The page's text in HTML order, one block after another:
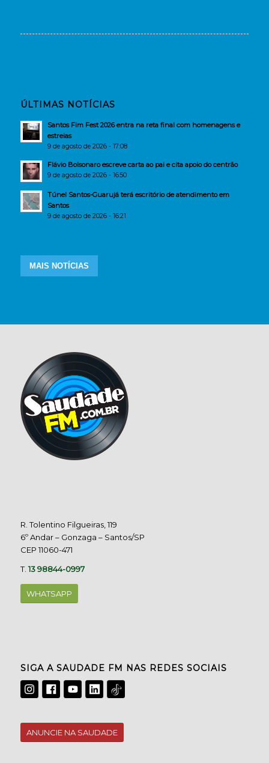
ÚLTIMAS NOTÍCIAS
Santos Fim Fest 2026 entra na reta final com homenagens e
estreias
9 de agosto de 2026 - 17:08
Flávio Bolsonaro escreve carta ao pai e cita apoio do centrão
9 de agosto de 2026 - 16:50
Túnel Santos-Guarujá terá escritório de atendimento em
Santos
9 de agosto de 2026 - 16:21
MAIS NOTÍCIAS
R. Tolentino Filgueiras, 119
6º Andar – Gonzaga – Santos/SP
CEP 11060-471
T.13 98844-0997
WHATSAPP
SIGA A SAUDADE FM NAS REDES SOCIAIS
ANUNCIE NA SAUDADE